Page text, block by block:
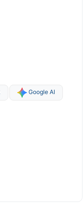
Google AI